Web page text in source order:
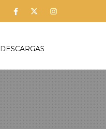
DESCARGAS